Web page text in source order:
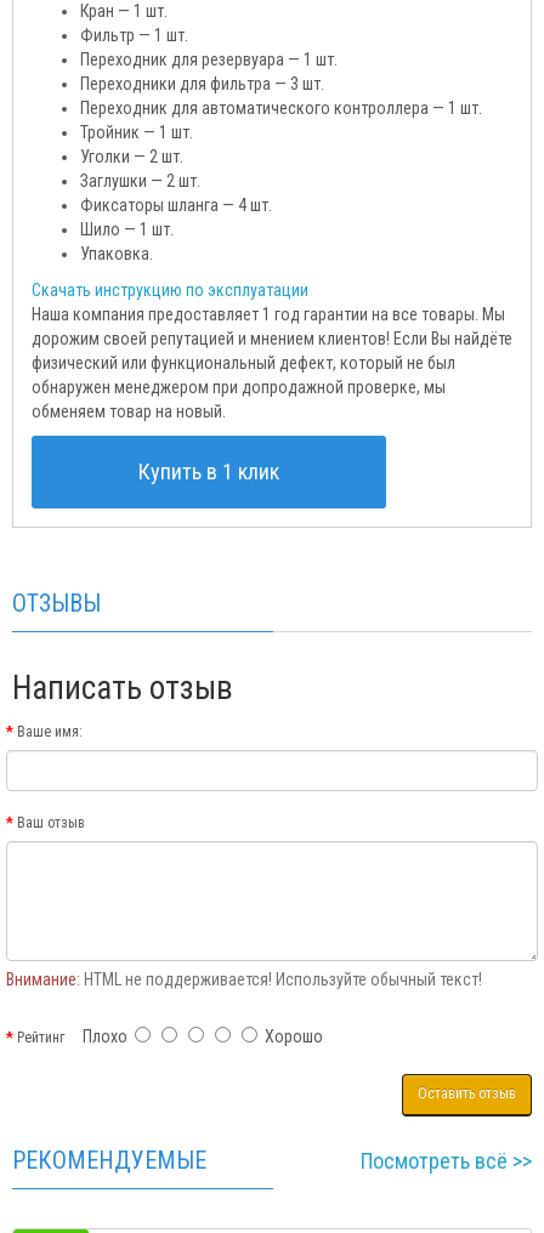
Кран — 1 шт.
Фильтр — 1 шт.
Переходник для резервуара — 1 шт.
Переходники для фильтра — 3 шт.
Переходник для автоматического контроллера — 1 шт.
Тройник — 1 шт.
Уголки — 2 шт.
Заглушки — 2 шт.
Фиксаторы шланга — 4 шт.
Шило — 1 шт.
Упаковка.
Скачать инструкцию по эксплуатации
Наша компания предоставляет 1 год гарантии на все товары. Мы
дорожим своей репутацией и мнением клиентов! Если Вы найдёте
физический или функциональный дефект, который не был
обнаружен менеджером при допродажной проверке, мы
обменяем товар на новый.
Купить в 1 клик
ОТЗЫВЫ
Написать отзыв
Ваше имя:
Ваш отзыв
Внимание: HTML не поддерживается! Используйте обычный текст!
РейтингПлохо Хорошо
Оставить отзыв
РЕКОМЕНДУЕМЫЕ Посмотреть всё >>